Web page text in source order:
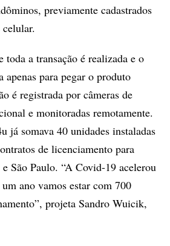
previamente cadastrados
a transação é realizada e o
para pegar o produto
é registrada por câmeras de
e monitoradas remotamente.
já somava 40 unidades instaladas
de licenciamento para
São Paulo. “A Covid-19 acelerou
ano vamos estar com 700
projeta Sandro Wuicik,